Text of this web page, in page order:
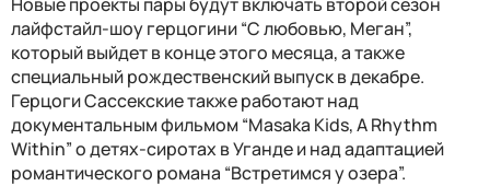
лайфстайл-шоу герцогини “С любовью, Меган”,
который выйдет в конце этого месяца, а также
специальный рождественский выпуск в декабре.
Герцоги Сассекские также работают над
документальным фильмом “Masaka Kids, A Rhythm
Within” о детях-сиротах в Уганде и над адаптацией
романтического романа “Встретимся у озера”.